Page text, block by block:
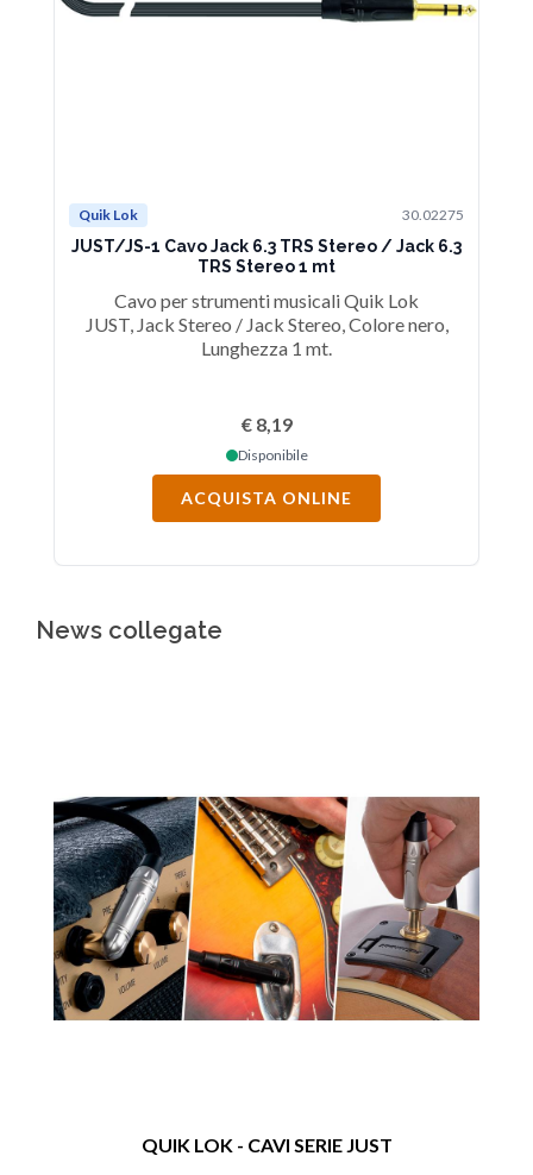
Quik Lok 30.02275
JUST/JS-1 Cavo Jack 6.3 TRS Stereo / Jack 6.3
TRS Stereo 1 mt
Cavo per strumenti musicali Quik Lok
JUST, Jack Stereo / Jack Stereo, Colore nero,
Lunghezza 1 mt.
€ 8,19
Disponibile
ACQUISTA ONLINE
News collegate
QUIK LOK - CAVI SERIE JUST